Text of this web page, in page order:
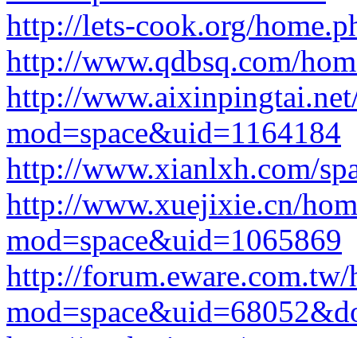
http://lets-cook.org/
http://www.qdbsq.com/
http://
mod=space&uid=1164184
http://www.xianlxh.com/
http://www.xuejixie.cn/
mod=space&uid=1065869
http://forum.eware.com.tw/